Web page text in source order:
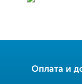
Оплата и